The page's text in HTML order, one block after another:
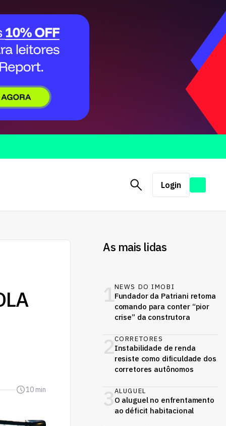
Login
10 min
As mais lidas
1NEWS DO IMOBI
Fundador da Patriani retoma
comando para conter “pior
crise” da construtora
2CORRETORES
Instabilidade de renda
resiste como dificuldade dos
corretores autônomos
3ALUGUEL
O aluguel no enfrentamento
ao déficit habitacional